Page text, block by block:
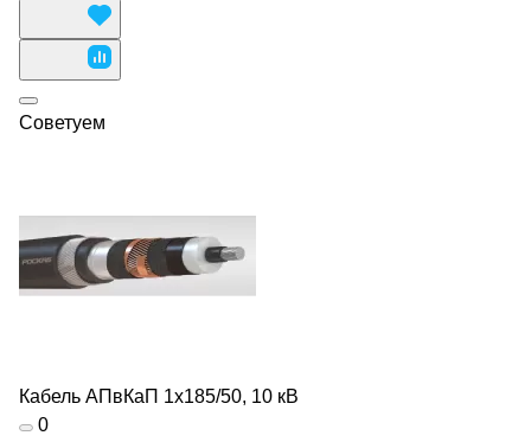
Советуем
Кабель АПвКаП 1х185/50, 10 кВ
0